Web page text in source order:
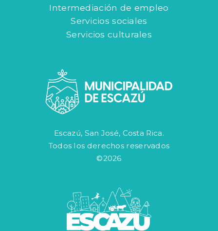
Intermediación de empleo
Servicios sociales
Servicios culturales
Escazú, San José, Costa Rica.
Todos los derechos reservados
©2026